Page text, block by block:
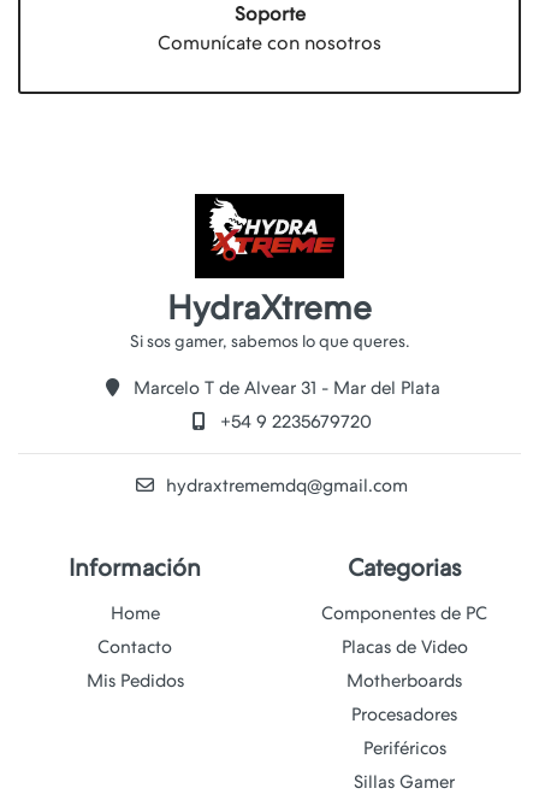
Soporte
Comunícate con nosotros
HydraXtreme
Marcelo T de Alvear 31 - Mar del Plata
+54 9 2235679720
hydraxtrememdq@gmail.com
Información
Home
Contacto
Mis Pedidos
Categorias
Componentes de PC
Placas de Video
Motherboards
Procesadores
Periféricos
Sillas Gamer